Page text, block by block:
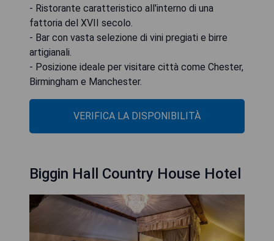
- Ristorante caratteristico all'interno di una
fattoria del XVII secolo.
- Bar con vasta selezione di vini pregiati e birre
artigianali.
- Posizione ideale per visitare città come Chester,
Birmingham e Manchester.
VERIFICA LA DISPONIBILITÀ
Biggin Hall Country House Hotel